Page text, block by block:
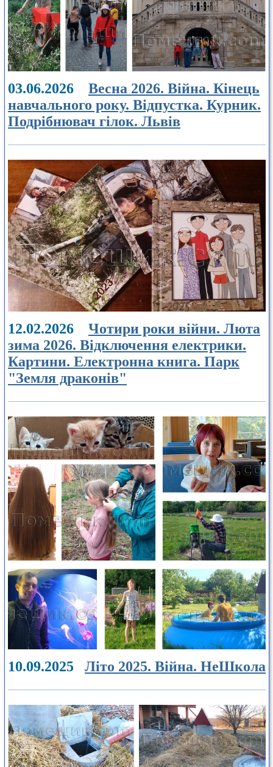
03.06.2026 Весна 2026. Війна. Кінець
навчального року. Відпустка. Курник.
Подрібнювач гілок. Львів
12.02.2026 Чотири роки війни. Люта
зима 2026. Відключення електрики.
Картини. Електронна книга. Парк
"Земля драконів"
10.09.2025 Літо 2025. Війна. НеШкола